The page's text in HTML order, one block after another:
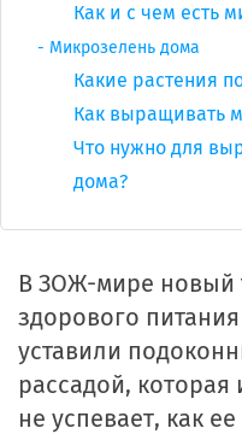
Как и с чем есть
Микрозелень дома
Какие растения
Как выращивать
Что нужно для
дома?
В ЗОЖ-мире новый
здорового
уставили
рассадой, которая
не успевает, как